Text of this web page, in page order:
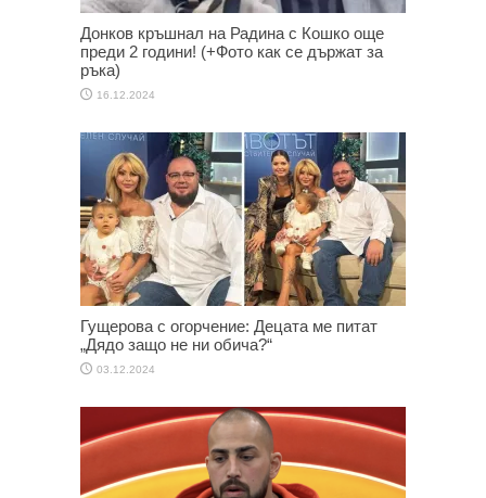
Донков кръшнал на Радина с Кошко още
преди 2 години! (+Фото как се държат за
ръка)
16.12.2024
Гущерова с огорчение: Децата ме питат
„Дядо защо не ни обича?“
03.12.2024